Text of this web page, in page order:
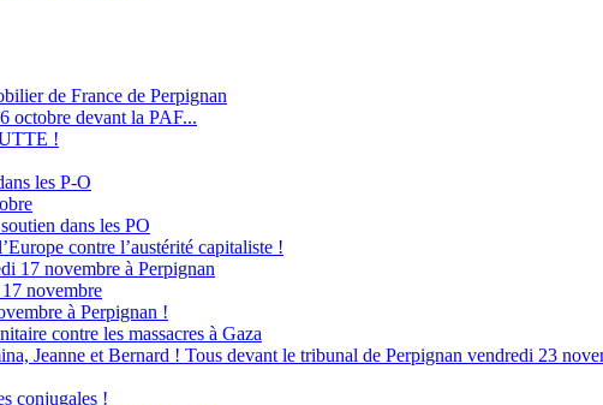
de France de Perpignan
octobre devant la PAF...
!
les P-O
dans les PO
contre l’austérité capitaliste !
17 novembre à Perpignan
novembre
à Perpignan !
contre les massacres à Gaza
Jeanne et Bernard ! Tous devant le tribunal de Perpignan vendredi 23
conjugales !